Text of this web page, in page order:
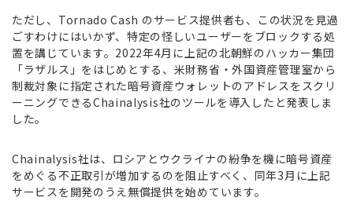
ただし、Tornado Cash のサービス提供者も、この状況を見過
ごすわけにはいかず、特定の怪しいユーザーをブロックする処
置を講じています。2022年4月に上記の北朝鮮のハッカー集団
「ラザルス」をはじめとする、米財務省・外国資産管理室から
制裁対象に指定された暗号資産ウォレットのアドレスをスクリ
ーニングできるChainalysis社のツールを導入したと発表しま
した。
Chainalysis社は、ロシアとウクライナの紛争を機に暗号資産
をめぐる不正取引が増加するのを阻止すべく、同年3月に上記
サービスを開発のうえ無償提供を始めています。